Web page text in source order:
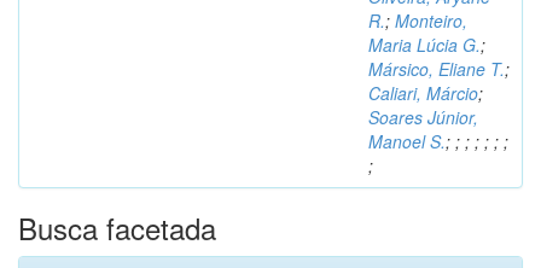
R.; Monteiro,
Maria Lúcia G.;
Mársico, Eliane T.;
Caliari, Márcio;
Soares Júnior,
Manoel S.; ; ; ; ; ; ;
;
Busca facetada